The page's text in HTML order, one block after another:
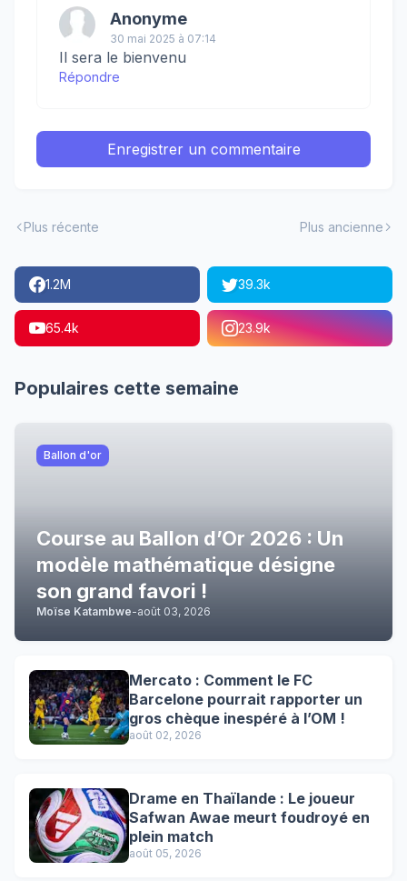
Anonyme
30 mai 2025 à 07:14
Il sera le bienvenu
Répondre
Enregistrer un commentaire
Plus récente Plus ancienne
1.2M 39.3k
65.4k 23.9k
Populaires cette semaine
Ballon d'or
Course au Ballon d’Or 2026 : Un
modèle mathématique désigne
son grand favori !
Moïse Katambwe-août 03, 2026
Mercato : Comment le FC
Barcelone pourrait rapporter un
gros chèque inespéré à l’OM !
août 02, 2026
Drame en Thaïlande : Le joueur
Safwan Awae meurt foudroyé en
plein match
août 05, 2026